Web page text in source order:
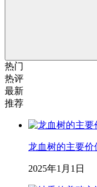
热门
热评
最新
推荐
龙血树的主要价
2025年1月1日